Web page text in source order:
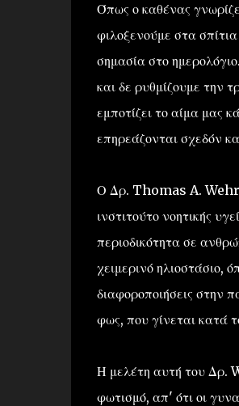
Όπως ο καθένας
φιλοξενούμε στα
σημασία στο
και δε ρυθμίζουμε την
εμποτίζει το αίμα μας
επηρεάζονται σχεδόν
Ο Δρ. Thomas A. Wehr,
ινστιτούτο νοητικής
περιοδικότητα σε
χειμερινό ηλιοστάσιο,
διαφοροποιήσεις στην
φως, που γίνεται κατά
Η μελέτη αυτή του Δρ.
φωτισμό, απ' ότι οι